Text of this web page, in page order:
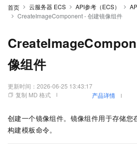
首页 云服务器 ECS API参考（ECS）
CreateImageComponent - 创建镜像组件
像组件
更新时间： 2026-06-25 13:43:17
复制 MD 格式
产品详情
创建一个镜像组件。镜像组件用于存储您
构建模板命令。